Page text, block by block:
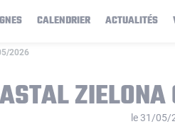
CALENDRIER ACTUALITÉS
2026
le 31/05/